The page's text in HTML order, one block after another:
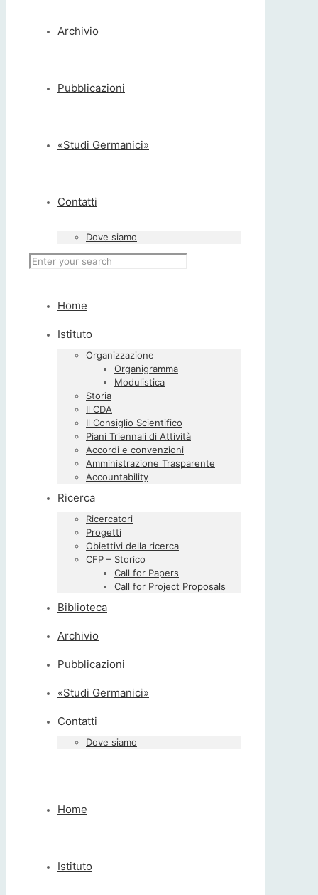
Archivio
Pubblicazioni
«Studi Germanici»
Contatti
Dove siamo
Home
Istituto
Organizzazione
Organigramma
Modulistica
Storia
Il CDA
Il Consiglio Scientifico
Piani Triennali di Attività
Accordi e convenzioni
Amministrazione Trasparente
Accountability
Ricerca
Ricercatori
Progetti
Obiettivi della ricerca
CFP – Storico
Call for Papers
Call for Project Proposals
Biblioteca
Archivio
Pubblicazioni
«Studi Germanici»
Contatti
Dove siamo
Home
Istituto